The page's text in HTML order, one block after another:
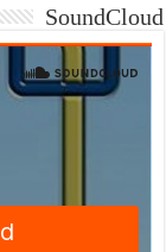
SoundCloud